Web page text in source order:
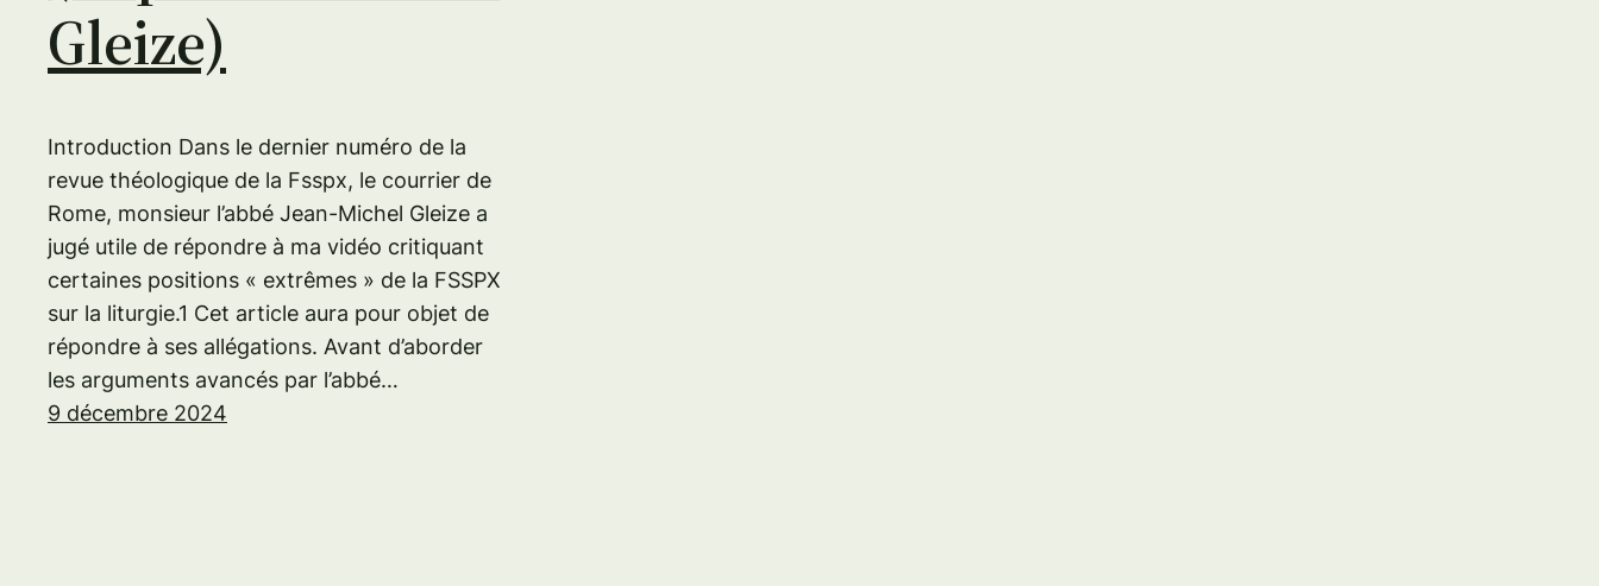
Gleize)
Introduction Dans le dernier numéro de la
revue théologique de la Fsspx, le courrier de
Rome, monsieur l’abbé Jean-Michel Gleize a
jugé utile de répondre à ma vidéo critiquant
certaines positions « extrêmes » de la FSSPX
sur la liturgie.1 Cet article aura pour objet de
répondre à ses allégations. Avant d’aborder
les arguments avancés par l’abbé…
9 décembre 2024